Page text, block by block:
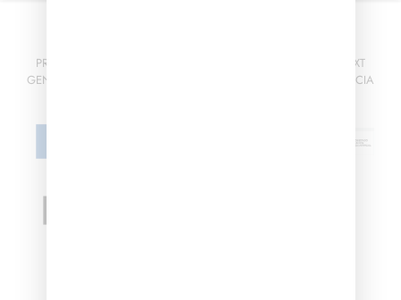
PROGRAMA KIT DIGITAL FINANCIADO POR LOS FONDOS NEXT
GENERATION DEL MECANISMO DE RECUPERACIÓN Y RESILIENCIA